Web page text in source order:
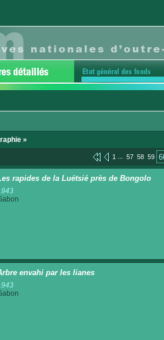
»
1 ... 57 58 59
rapides de la Luétsié près de Bongolo
envahi par les lianes